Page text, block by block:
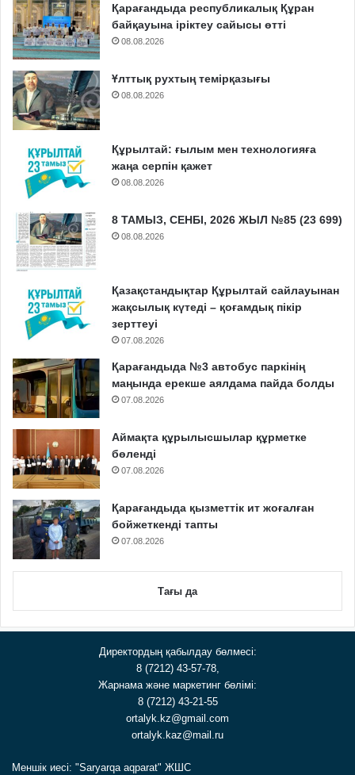
Қарағандыда республикалық Құран
байқауына іріктеу сайысы өтті
08.08.2026
Ұлттық рухтың темірқазығы
08.08.2026
Құрылтай: ғылым мен технологияға
жаңа серпін қажет
08.08.2026
8 ТАМЫЗ, СЕНБІ, 2026 ЖЫЛ №85 (23 699)
08.08.2026
Қазақстандықтар Құрылтай сайлауынан
жақсылық күтеді – қоғамдық пікір
зерттеуі
07.08.2026
Қарағандыда №3 автобус паркінің
маңында ерекше аялдама пайда болды
07.08.2026
Аймақта құрылысшылар құрметке
бөленді
07.08.2026
Қарағандыда қызметтік ит жоғалған
бойжеткенді тапты
07.08.2026
Тағы да
Директордың қабылдау бөлмесі:
8 (7212) 43-57-78,
Жарнама және маркетинг бөлімі:
8 (7212) 43-21-55
ortalyk.kz@gmail.com
ortalyk.kaz@mail.ru
Меншік иесі: "Saryarqa aqparat" ЖШС